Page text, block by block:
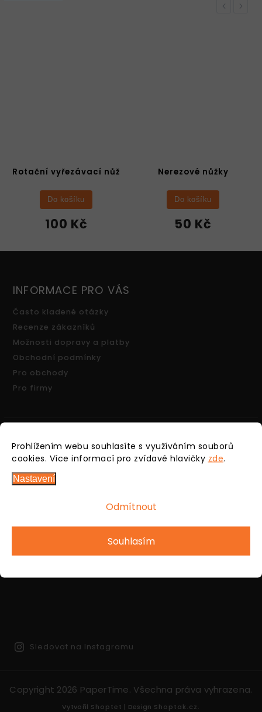
Prohlížením webu souhlasíte s využíváním souborů
cookies. Více informací pro zvídavé hlavičky zde.
Nastavení
Odmítnout
Souhlasím
Previous
Nerezové nůžky
50 Kč
Do košíku
Oboustranná lepicí
50 Kč
Do košíku
Next
INFORMACE PRO VÁS
Často kladené otázky
Recenze zákazníků
Možnosti dopravy a platby
Obchodní podmínky
Pro obchody
Pro firmy
FACEBOOK
Sledovat na Instagramu
Copyright 2026 PaperTime. Všechna práva vyhrazena.
Vytvořil Shoptet | Design Shoptak.cz.